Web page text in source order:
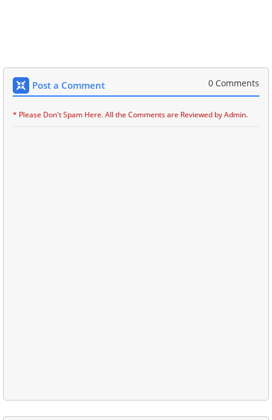
Post a Comment 0 Comments
* Please Don't Spam Here. All the Comments are Reviewed by Admin.